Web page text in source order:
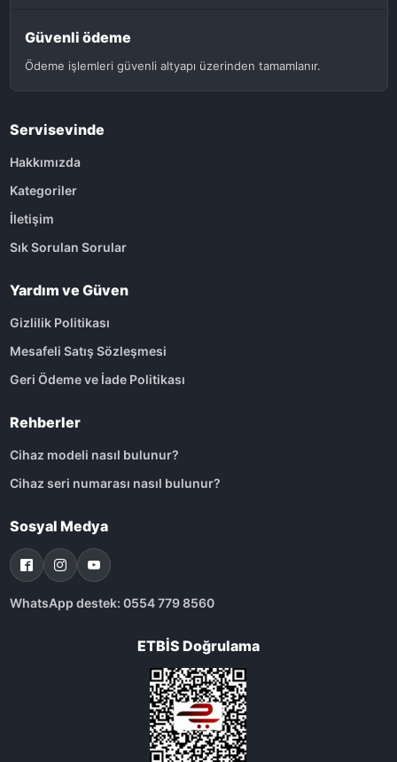
Güvenli ödeme
Ödeme işlemleri güvenli altyapı üzerinden tamamlanır.
Servisevinde
Hakkımızda
Kategoriler
İletişim
Sık Sorulan Sorular
Yardım ve Güven
Gizlilik Politikası
Mesafeli Satış Sözleşmesi
Geri Ödeme ve İade Politikası
Rehberler
Cihaz modeli nasıl bulunur?
Cihaz seri numarası nasıl bulunur?
Sosyal Medya
WhatsApp destek: 0554 779 8560
ETBİS Doğrulama